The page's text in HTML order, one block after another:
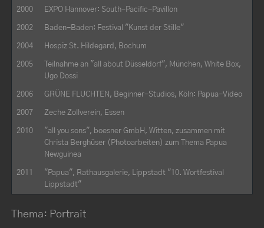
2000 EXPO Hannover: South-Pacific-Pavillon
2002 Baden-Baden: Festival "Kunst der Stille"
2004 Hospiz St. Hildegard, Bochum
2005
Teilnahme an "all about Düsseldorf", München, White Box,
Ugo Dossi
2006 GRÜNE FLUCHTEN, Beginner-Studios, Köln: Papua-Video
2007 Zeche Zollverein, Essen
2010
"all you sons", boesner GmbH, Witten, zusammen mit
Christa Berghüser (Photoarbeiten) zum Thema Papua
Newguinea
2011
"Papua", Rathausgalerie, Lippstadt "10. Wortfestival
Lippstadt"
Thema: Portrait